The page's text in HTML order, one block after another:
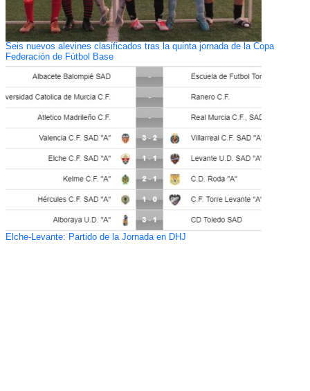
Seis nuevos alevines clasificados tras la quinta jornada de la Copa
Federación de Fútbol Base
Elche-Levante: Partido de la Jornada en DHJ